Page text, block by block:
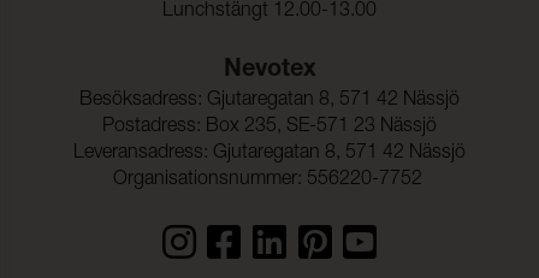
Färghärdighet mot svett: (ISO 105-E04)
Anfärgning, multifiberväv: 5
Färgändring: 5
Lunchstängt 12.00-13.00
Nevotex
Besöksadress: Gjutaregatan 8, 571 42 Nässjö
Postadress: Box 235, SE-571 23 Nässjö
Leveransadress: Gjutaregatan 8, 571 42 Nässjö
Organisationsnummer: 556220-7752